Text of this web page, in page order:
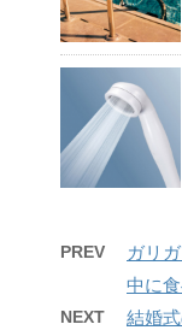
PREV
ガリ
中に
NEXT
結婚